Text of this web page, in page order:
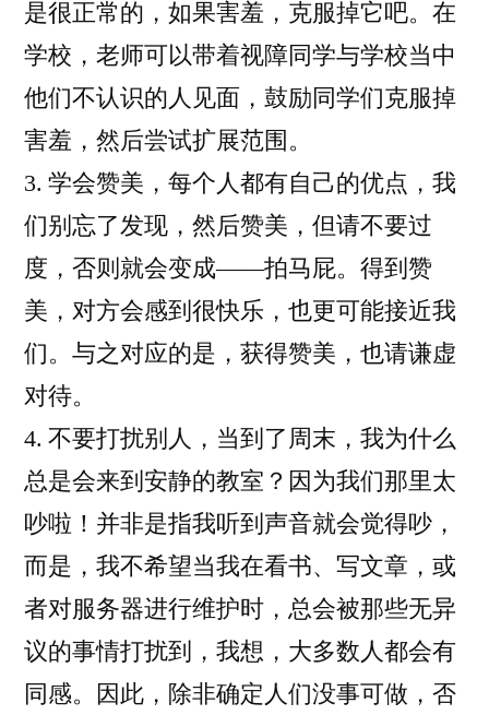
是很正常的，如果害羞，克服掉它吧。在
学校，老师可以带着视障同学与学校当中
他们不认识的人见面，鼓励同学们克服掉
害羞，然后尝试扩展范围。
3. 学会赞美，每个人都有自己的优点，我
们别忘了发现，然后赞美，但请不要过
度，否则就会变成——拍马屁。得到赞
美，对方会感到很快乐，也更可能接近我
们。与之对应的是，获得赞美，也请谦虚
对待。
4. 不要打扰别人，当到了周末，我为什么
总是会来到安静的教室？因为我们那里太
吵啦！并非是指我听到声音就会觉得吵，
而是，我不希望当我在看书、写文章，或
者对服务器进行维护时，总会被那些无异
议的事情打扰到，我想，大多数人都会有
同感。因此，除非确定人们没事可做，否